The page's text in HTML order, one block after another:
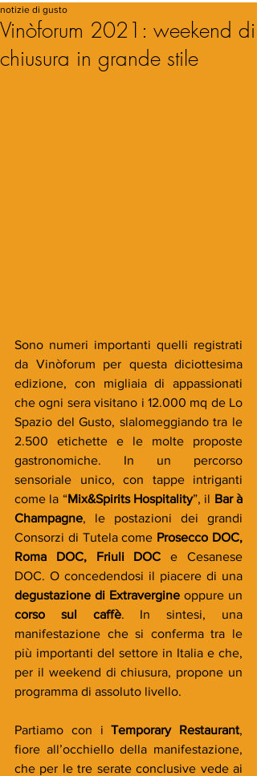
Vinòforum 2021: weekend di
chiusura in grande stile
notizie di gusto
Sono numeri importanti quelli registrati
da Vinòforum per questa diciottesima
edizione, con migliaia di appassionati
che ogni sera visitano i 12.000 mq de Lo
Spazio del Gusto, slalomeggiando tra le
2.500 etichette e le molte proposte
gastronomiche. In un percorso
sensoriale unico, con tappe intriganti
come la “Mix&Spirits Hospitality”, il Bar à
Champagne, le postazioni dei grandi
Consorzi di Tutela come Prosecco DOC,
Roma DOC, Friuli DOC e Cesanese
degustazione di Extravergine
corso sul caffè. In sintesi, una
manifestazione che si conferma tra le
più importanti del settore in Italia e che,
per il weekend di chiusura, propone un
programma di assoluto livello.
Partiamo con i Temporary Restaurant,
fiore all’occhiello della manifestazione,
che per le tre serate conclusive vede ai